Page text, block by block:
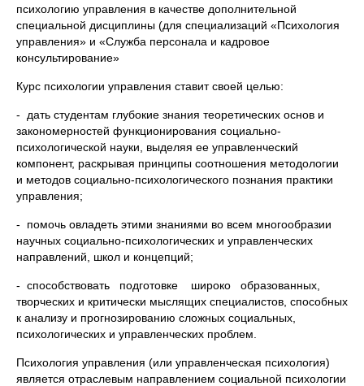
психологию управления в качестве дополнительной
специальной дисциплины (для специализаций «Психология
управления» и «Служба персонала и кадровое
консультирование»
Курс психологии управления ставит своей целью:
- дать студентам глубокие знания теоретических основ и
закономерностей функционирования социально-
психологической науки, выделяя ее управленческий
компонент, раскрывая принципы соотношения методологии
и методов социально-психологического познания практики
управления;
- помочь овладеть этими знаниями во всем многообразии
научных социально-психологических и управленческих
направлений, школ и концепций;
- способствовать подготовке широко образованных,
творческих и критически мыслящих специалистов, способных
к анализу и прогнозированию сложных социальных,
психологических и управленческих проблем.
Психология управления (или управленческая психология)
является отраслевым направлением социальной психологии